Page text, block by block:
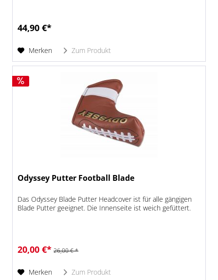
44,90 €*
Merken Zum Produkt
Odyssey Putter Football Blade
Das Odyssey Blade Putter Headcover ist für alle gängigen
Blade Putter geeignet. Die Innenseite ist weich gefüttert.
20,00 €* 26,00 € *
Merken Zum Produkt